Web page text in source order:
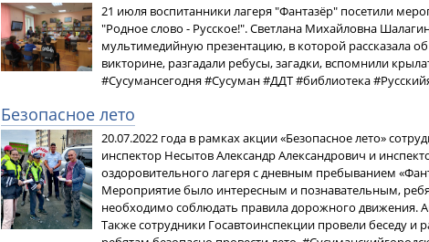
21 июля воспитанники лагеря "Фантазёр" посетили
"Родное слово - Русское!". Светлана Михайловна
мультимедийную презентацию, в которой рассказала
викторине, разгадали ребусы, загадки, вспомнили
#Сусумансегодня #Сусуман #ДДТ #библиотека
Безопасное лето
20.07.2022 года в рамках акции «Безопасное лето»
инспектор Несытов Александр Александрович и
оздоровительного лагеря с дневным пребыванием
Мероприятие было интересным и познавательным,
необходимо соблюдать правила дорожного движения.
Также сотрудники Госавтоинспекции провели беседу и